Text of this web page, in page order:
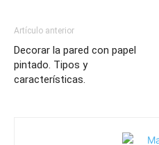
Artículo anterior
Decorar la pared con papel
pintado. Tipos y
características.